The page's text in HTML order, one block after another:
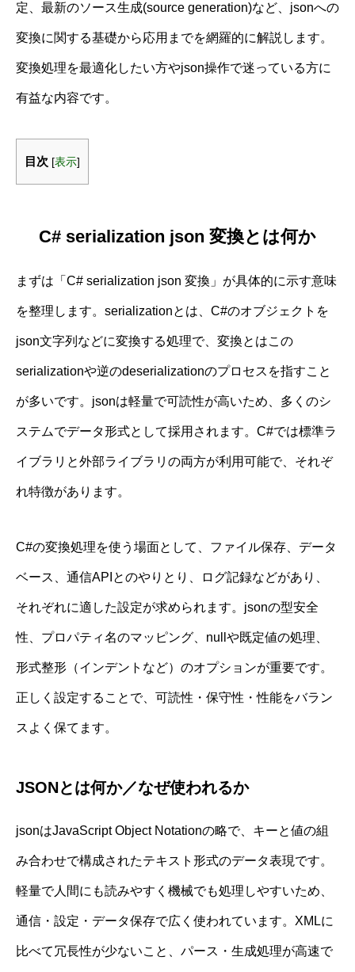
定、最新のソース生成(source generation)など、jsonへの
変換に関する基礎から応用までを網羅的に解説します。
変換処理を最適化したい方やjson操作で迷っている方に
有益な内容です。
目次 [表示]
C# serialization json 変換とは何か
まずは「C# serialization json 変換」が具体的に示す意味
を整理します。serializationとは、C#のオブジェクトを
json文字列などに変換する処理で、変換とはこの
serializationや逆のdeserializationのプロセスを指すこと
が多いです。jsonは軽量で可読性が高いため、多くのシ
ステムでデータ形式として採用されます。C#では標準ラ
イブラリと外部ライブラリの両方が利用可能で、それぞ
れ特徴があります。
C#の変換処理を使う場面として、ファイル保存、データ
ベース、通信APIとのやりとり、ログ記録などがあり、
それぞれに適した設定が求められます。jsonの型安全
性、プロパティ名のマッピング、nullや既定値の処理、
形式整形（インデントなど）のオプションが重要です。
正しく設定することで、可読性・保守性・性能をバラン
スよく保てます。
JSONとは何か／なぜ使われるか
jsonはJavaScript Object Notationの略で、キーと値の組
み合わせで構成されたテキスト形式のデータ表現です。
軽量で人間にも読みやすく機械でも処理しやすいため、
通信・設定・データ保存で広く使われています。XMLに
比べて冗長性が少ないこと、パース・生成処理が高速で